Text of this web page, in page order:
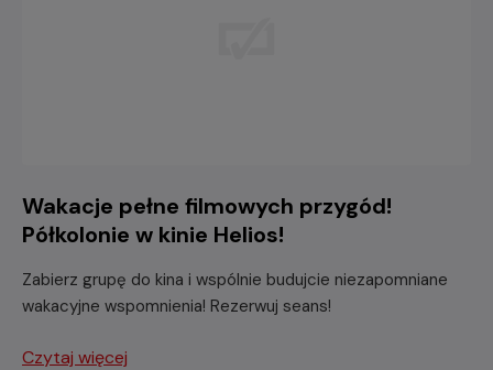
Wakacje pełne filmowych przygód!
Półkolonie w kinie Helios!
Zabierz grupę do kina i wspólnie budujcie niezapomniane
wakacyjne wspomnienia! Rezerwuj seans!
Czytaj więcej